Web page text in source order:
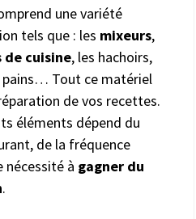
une variété
tels que : les mixeurs,
de cuisine, les hachoirs,
pains… Tout ce matériel
de vos recettes.
éléments dépend du
de la fréquence
nécessité à gagner du
.